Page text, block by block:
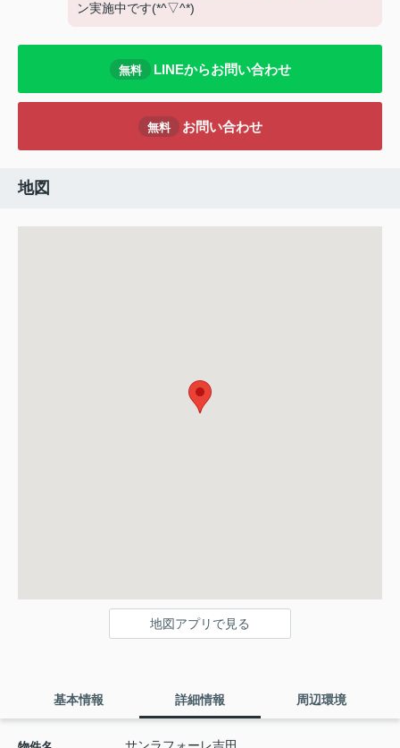
ン実施中です(*^▽^*)
無料 LINEからお問い合わせ
無料 お問い合わせ
地図
地図アプリで見る
基本情報 詳細情報 周辺環境